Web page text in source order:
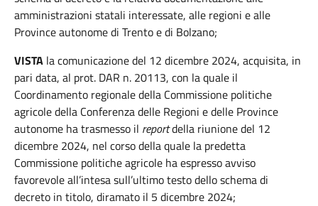
amministrazioni statali interessate, alle regioni e alle
Province autonome di Trento e di Bolzano;
VISTA la comunicazione del 12 dicembre 2024, acquisita, in
pari data, al prot. DAR n. 20113, con la quale il
Coordinamento regionale della Commissione politiche
agricole della Conferenza delle Regioni e delle Province
autonome ha trasmesso il reportdella riunione del 12
dicembre 2024, nel corso della quale la predetta
Commissione politiche agricole ha espresso avviso
favorevole all’intesa sull’ultimo testo dello schema di
decreto in titolo, diramato il 5 dicembre 2024;